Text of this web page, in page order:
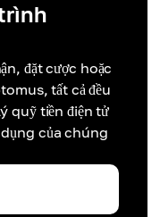
đặt cược hoặc
tất cả đều
quỹ tiền điện tử
của chúng